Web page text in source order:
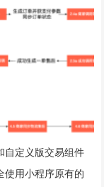
自定义版交易组件
使用小程序原有的